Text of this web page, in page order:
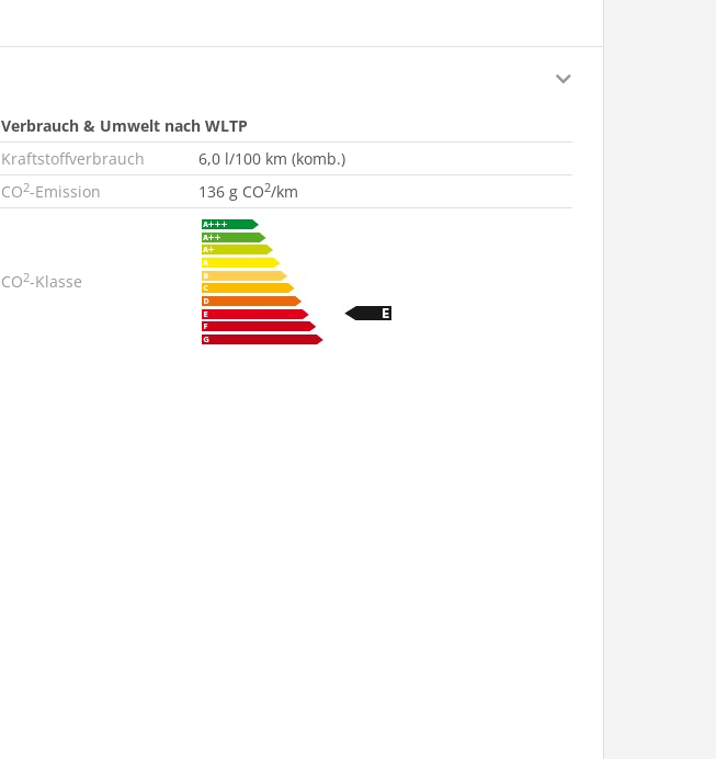
Verbrauch & Umwelt nach WLTP
Kraftstoffverbrauch
6,0 l/100 km (komb.)
CO2-Emission 136 g CO2/km
CO2-Klasse